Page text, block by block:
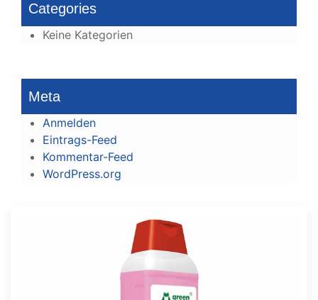
Categories
Keine Kategorien
Meta
Anmelden
Eintrags-Feed
Kommentar-Feed
WordPress.org